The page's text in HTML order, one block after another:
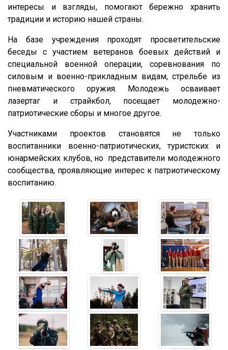
интересы и взгляды, помогают бережно хранить
традиции и историю нашей страны.
На базе учреждения проходят просветительские
беседы с участием ветеранов боевых действий и
специальной военной операции, соревнования по
силовым и военно-прикладным видам, стрельбе из
пневматического оружия. Молодежь осваивает
лазертаг и страйкбол, посещает молодежно-
патриотические сборы и многое другое.
Участниками проектов становятся не только
воспитанники военно-патриотических, туристских и
юнармейских клубов, но представители молодежного
сообщества, проявляющие интерес к патриотическому
воспитанию.